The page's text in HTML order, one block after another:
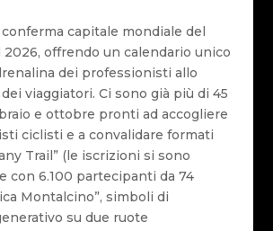
capitale mondiale del
offrendo un calendario unico
dei professionisti allo
viaggiatori. Ci sono già più di 45
e ottobre pronti ad accogliere
ciclisti e a convalidare formati
Trail” (le iscrizioni si sono
con 6.100 partecipanti da 74
Montalcino”, simboli di
su due ruote